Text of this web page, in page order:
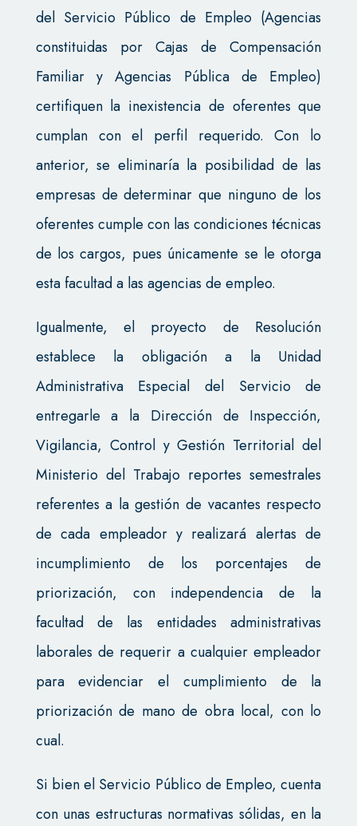
del Servicio Público de Empleo (Agencias
constituidas por Cajas de Compensación
Familiar y Agencias Pública de Empleo)
certifiquen la inexistencia de oferentes que
cumplan con el perfil requerido. Con lo
anterior, se eliminaría la posibilidad de las
empresas de determinar que ninguno de los
oferentes cumple con las condiciones técnicas
de los cargos, pues únicamente se le otorga
esta facultad a las agencias de empleo.
Igualmente, el proyecto de Resolución
establece la obligación a la Unidad
Administrativa Especial del Servicio de
entregarle a la Dirección de Inspección,
Vigilancia, Control y Gestión Territorial del
Ministerio del Trabajo reportes semestrales
referentes a la gestión de vacantes respecto
de cada empleador y realizará alertas de
incumplimiento de los porcentajes de
priorización, con independencia de la
facultad de las entidades administrativas
laborales de requerir a cualquier empleador
para evidenciar el cumplimiento de la
priorización de mano de obra local, con lo
cual.
Si bien el Servicio Público de Empleo, cuenta
con unas estructuras normativas sólidas, en la